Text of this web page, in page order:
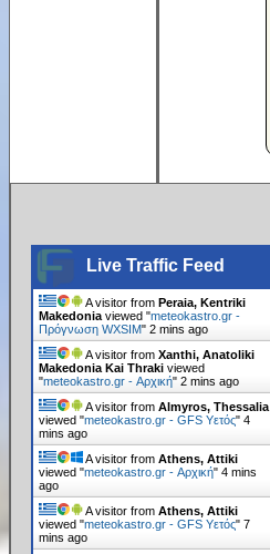
Live Traffic Feed
A visitor fromPeraia, Kentriki
Makedonia viewed "meteokastro.gr -
Πρόγνωση WXSIM"2 mins ago
A visitor fromXanthi, Anatoliki
Makedonia Kai Thraki viewed
"meteokastro.gr - Αρχική"2 mins ago
A visitor fromAlmyros, Thessalia
viewed "meteokastro.gr - GFS Υετός"4
mins ago
A visitor fromAthens, Attiki
viewed "meteokastro.gr - Αρχική"4 mins
ago
A visitor fromAthens, Attiki
viewed "meteokastro.gr - GFS Υετός"7
mins ago